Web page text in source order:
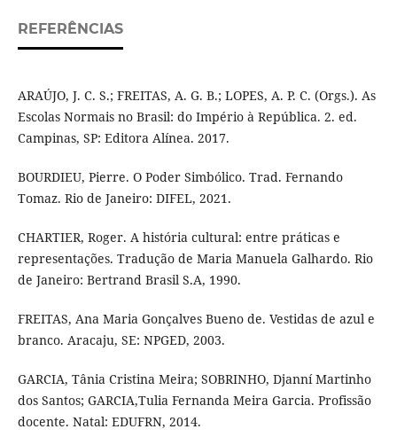
REFERÊNCIAS
ARAÚJO, J. C. S.; FREITAS, A. G. B.; LOPES, A. P. C. (Orgs.). As
Escolas Normais no Brasil: do Império à República. 2. ed.
Campinas, SP: Editora Alínea. 2017.
BOURDIEU, Pierre. O Poder Simbólico. Trad. Fernando
Tomaz. Rio de Janeiro: DIFEL, 2021.
CHARTIER, Roger. A história cultural: entre práticas e
representações. Tradução de Maria Manuela Galhardo. Rio
de Janeiro: Bertrand Brasil S.A, 1990.
FREITAS, Ana Maria Gonçalves Bueno de. Vestidas de azul e
branco. Aracaju, SE: NPGED, 2003.
GARCIA, Tânia Cristina Meira; SOBRINHO, Djanní Martinho
dos Santos; GARCIA,Tulia Fernanda Meira Garcia. Profissão
docente. Natal: EDUFRN, 2014.